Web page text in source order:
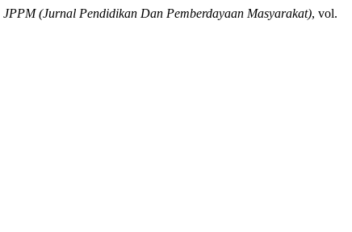
JPPM (Jurnal Pendidikan Dan Pemberdayaan Masyarakat), vol.